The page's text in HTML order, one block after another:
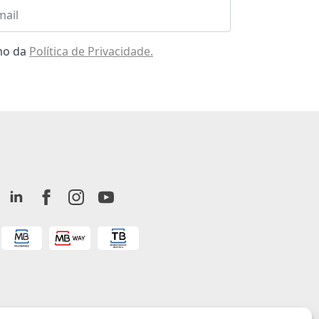
da Política de Privacidade.